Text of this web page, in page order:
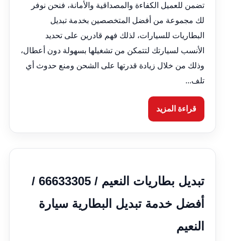
تضمن للعميل الكفاءة والمصداقية والأمانة، فنحن نوفر
لك مجموعة من أفضل المتخصصين بخدمة تبديل
البطاريات للسيارات، لذلك فهم قادرين على تحديد
الأنسب لسيارتك لتتمكن من تشغيلها بسهولة دون أعطال،
وذلك من خلال زيادة قدرتها على الشحن ومنع حدوث أي
تلف...
قراءة المزيد
تبديل بطاريات النعيم / 66633305 /
أفضل خدمة تبديل البطارية سيارة
النعيم